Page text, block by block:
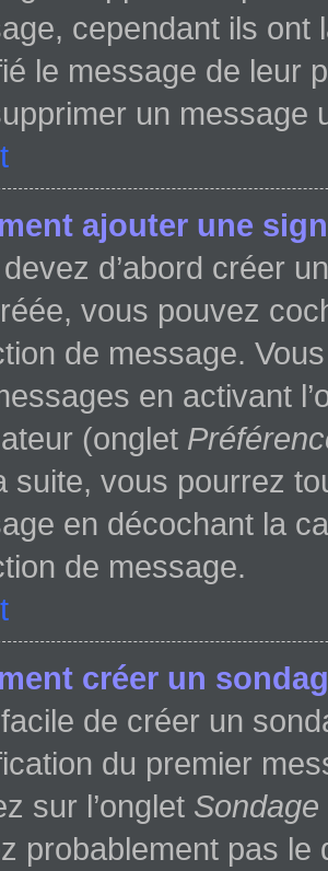
cependant ils ont
le message de leur
un message
ajouter une
d’abord créer
vous pouvez
de message.
en activant
(onglet
suite, vous pourrez
en décochant la
de message.
créer un
de créer un
du premier
sur l’onglet Sondage
probablement pas